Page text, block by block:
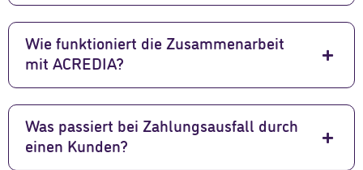
Wie funktioniert die Zusammenarbeit
mit ACREDIA?
Was passiert bei Zahlungsausfall durch
einen Kunden?